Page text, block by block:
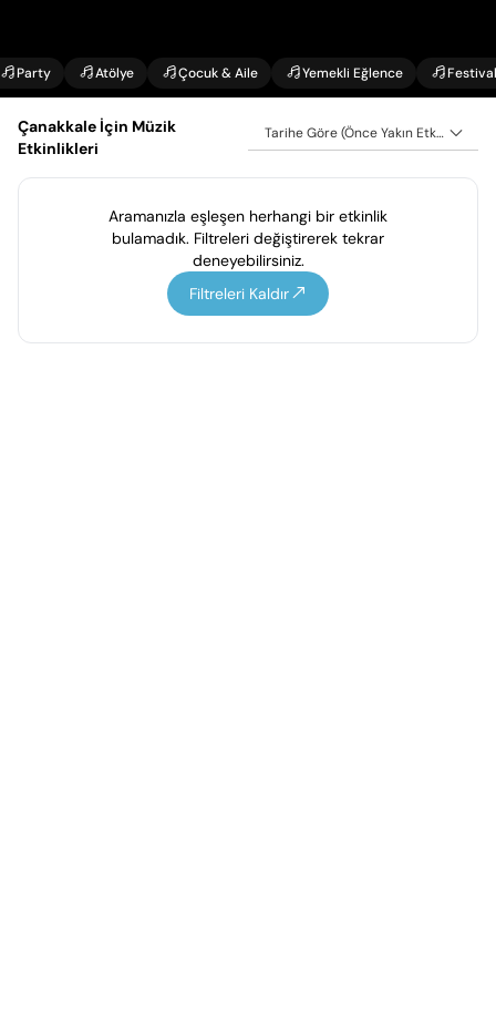
Party Atölye Çocuk & Aile Yemekli Eğlence Festival
Çanakkale İçin Müzik
Etkinlikleri
Tarihe Göre (Önce Yakın Etkinlikler)
Aramanızla eşleşen herhangi bir etkinlik
bulamadık. Filtreleri değiştirerek tekrar
deneyebilirsiniz.
Filtreleri Kaldır